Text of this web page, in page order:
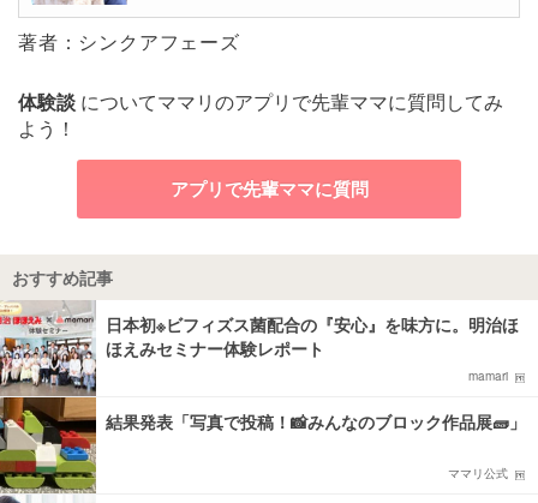
著者：シンクアフェーズ
体験談 についてママリのアプリで先輩ママに質問してみ
よう！
アプリで先輩ママに質問
おすすめ記事
日本初※ビフィズス菌配合の『安心』を味方に。明治ほ
ほえみセミナー体験レポート
mamari
結果発表「写真で投稿！📸みんなのブロック作品展🧱」
ママリ公式